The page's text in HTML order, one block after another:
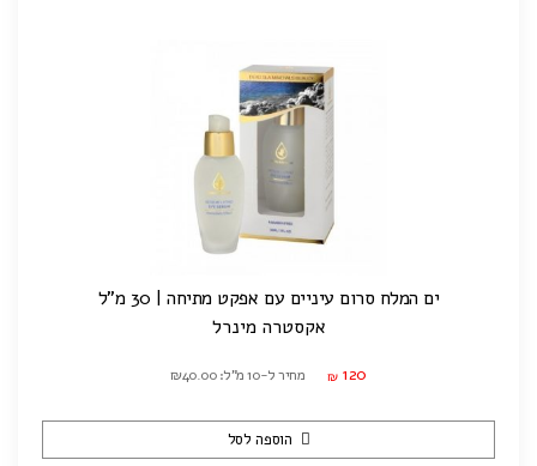
ים המלח סרום עיניים עם אפקט מתיחה | 30 מ"ל
אקסטרה מינרל
₪ 120 מחיר ל-10 מ"ל: ₪40.00
הוספה לסל